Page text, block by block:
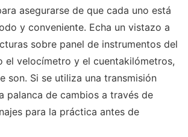
asegurarse de que cada uno está
y conveniente. Echa un vistazo a
sobre panel de instrumentos del
el velocímetro y el cuentakilómetros,
son. Si se utiliza una transmisión
palanca de cambios a través de
para la práctica antes de